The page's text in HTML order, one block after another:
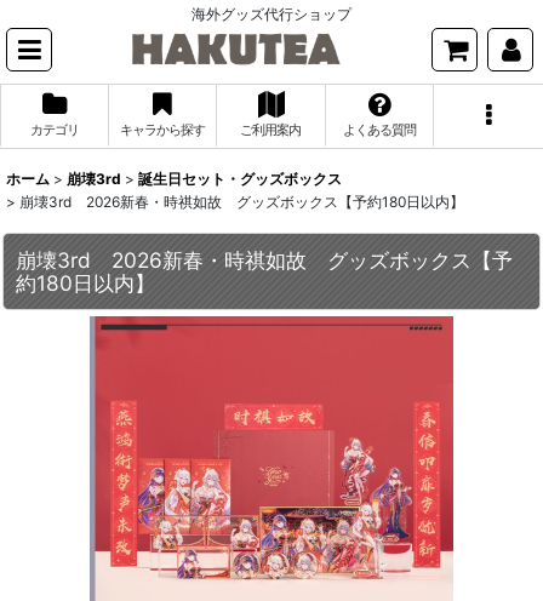
海外グッズ代行ショップ
カテゴリ キャラから探す ご利用案内 よくある質問
ホーム > 崩壊3rd > 誕生日セット・グッズボックス
> 崩壊3rd 2026新春・時祺如故 グッズボックス【予約180日以内】
崩壊3rd 2026新春・時祺如故 グッズボックス【予
約180日以内】